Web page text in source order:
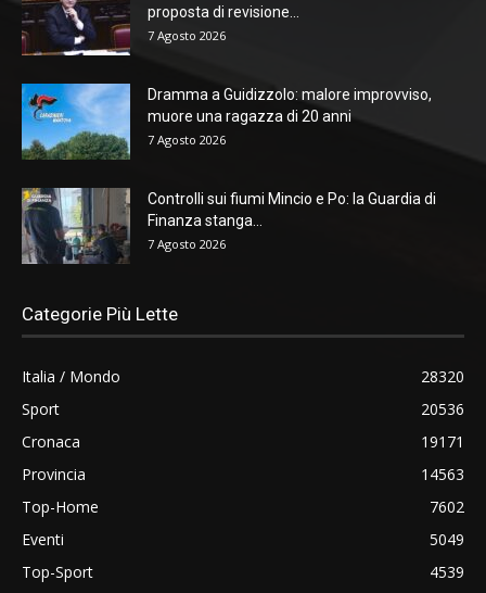
proposta di revisione...
7 Agosto 2026
Dramma a Guidizzolo: malore improvviso,
muore una ragazza di 20 anni
7 Agosto 2026
Controlli sui fiumi Mincio e Po: la Guardia di
Finanza stanga...
7 Agosto 2026
Categorie Più Lette
Italia / Mondo
28320
Sport
20536
Cronaca
19171
Provincia
14563
Top-Home
7602
Eventi
5049
Top-Sport
4539